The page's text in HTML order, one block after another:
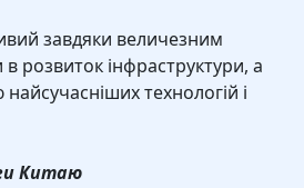
завдяки величезним
розвиток інфраструктури, а
технологій і
Китаю